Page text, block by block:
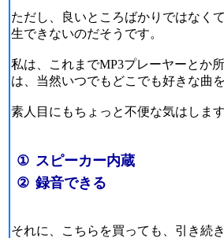
ただし、良いところばかりではなく
生できないのだそうです。
私は、これまでMP3プレーヤーとか
は、当然いつでもどこでも好きな曲
素人目にもちょっと不便な気はしま
① スピーカー内蔵
② 録音できる
それに、こちらを買っても、引き続